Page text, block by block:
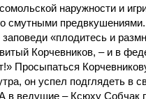
наружности и
смутными
«плодитесь и
Корчевников, – и в
Просыпаться
он успел подглядеть в
в ведущие – Ксюху Собчак